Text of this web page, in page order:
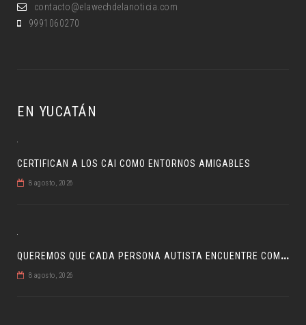
contacto@elawechdelanoticia.com
9991060270
EN YUCATÁN
CERTIFICAN A LOS CAI COMO ENTORNOS AMIGABLES
8 agosto, 2026
Q
UEREMOS QUE CADA PERSONA AUTISTA ENCUENTRE COMPRENSIÓN: JDM
8 agosto, 2026